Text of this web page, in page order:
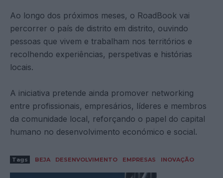
Ao longo dos próximos meses, o RoadBook vai
percorrer o país de distrito em distrito, ouvindo
pessoas que vivem e trabalham nos territórios e
recolhendo experiências, perspetivas e histórias
locais.
A iniciativa pretende ainda promover networking
entre profissionais, empresários, líderes e membros
da comunidade local, reforçando o papel do capital
humano no desenvolvimento económico e social.
Tags BEJA DESENVOLVIMENTO EMPRESAS INOVAÇÃO